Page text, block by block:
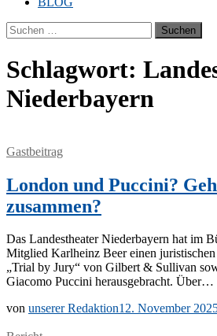
Suchen
nach:
Schlagwort:
Niederbayern
Gastbeitrag
London und Puccini?
zusammen?
Das Lan­des­thea­ter Nie­der­bay­ern hat im
Mit­glied Karl­heinz Beer ei­nen
„Tri­al by Jury“ von Gil­bert & Sul­li­van
Gi­a­co­mo Puc­ci­ni her­aus­ge­bracht. Über…
von unserer Redaktion12. November